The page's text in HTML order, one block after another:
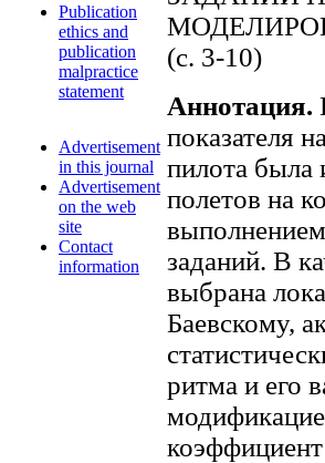
Publication
ethics and
publication
malpractice
statement
Advertisement
in this journal
Advertisement
on the web
site
Contact
information
(с. 3-10)
Аннотация.
показателя
пилота была
полетов на
заданий. В
выбрана
Баевскому,
ритма и его
коэффициент